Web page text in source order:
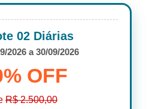
02 Diárias
2026 a 30/09/2026
OFF
R$ 2.500,00